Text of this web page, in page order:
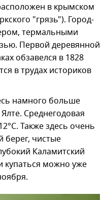
в крымском
"грязь"). Город-
термальными
Первой деревянной
обзавелся в 1828
в трудах историков
намного больше
Среднегодовая
Также здесь очень
берег, чистые
Каламитский
купаться можно уже